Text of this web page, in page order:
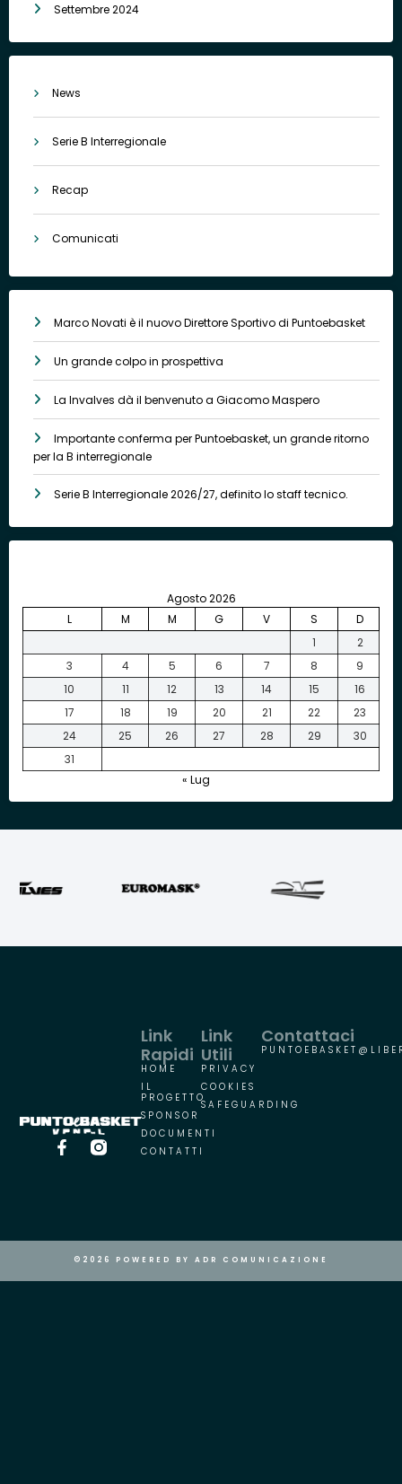
Settembre 2024
News
Serie B Interregionale
Recap
Comunicati
Marco Novati è il nuovo Direttore Sportivo di Puntoebasket
Un grande colpo in prospettiva
La Invalves dà il benvenuto a Giacomo Maspero
Importante conferma per Puntoebasket, un grande ritorno
per la B interregionale
Serie B Interregionale 2026/27, definito lo staff tecnico.
Agosto 2026
L
M M G V S
D
1
2
3
4 5 6 7 8
9
10
11 12 13 14 15
16
17
18 19 20 21 22
23
24
25 26 27 28 29
30
31
« Lug
Link
Utili
PRIVACY
COOKIES
SAFEGUARDING
Link
Rapidi
HOME
IL
PROGETTO
SPONSOR
DOCUMENTI
CONTATTI
Contattaci
©2026 POWERED BY ADR COMUNICAZIONE